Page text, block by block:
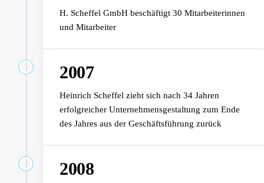
H. Scheffel GmbH beschäftigt 30 Mitarbeiterinnen
und Mitarbeiter
2007
Heinrich Scheffel zieht sich nach 34 Jahren
erfolgreicher Unternehmensgestaltung zum Ende
des Jahres aus der Geschäftsführung zurück
2008